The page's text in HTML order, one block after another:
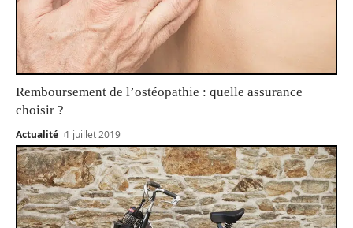
Remboursement de l’ostéopathie : quelle assurance
choisir ?
Actualité 1 juillet 2019